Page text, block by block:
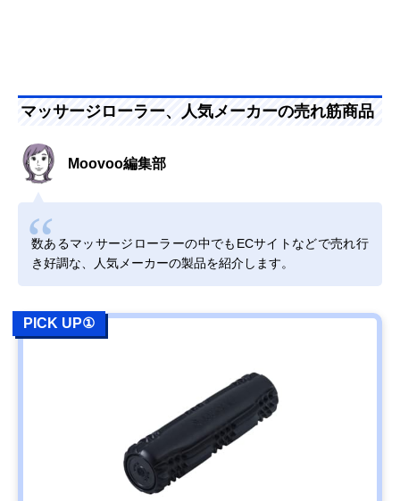
マッサージローラー、人気メーカーの売れ筋商品
Moovoo編集部
数あるマッサージローラーの中でもECサイトなどで売れ行
き好調な、人気メーカーの製品を紹介します。
PICK UP①